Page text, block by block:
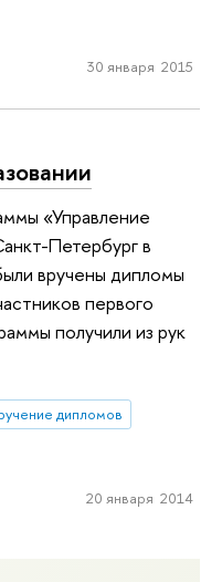
30 января 2015
«Управление
Петербург в
вручены дипломы
первого
получили из рук
дипломов
20 января 2014